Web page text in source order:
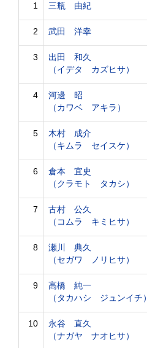
1 三瓶 由紀
2 武田 洋幸
3
出田 和久
（イデタ カズヒサ）
4
河邊 昭
（カワベ アキラ）
5
木村 成介
（キムラ セイスケ）
6
倉本 宜史
（クラモト タカシ）
7
古村 公久
（コムラ キミヒサ）
8
瀬川 典久
（セガワ ノリヒサ）
9
高橋 純一
（タカハシ ジュンイチ）
10
永谷 直久
（ナガヤ ナオヒサ）